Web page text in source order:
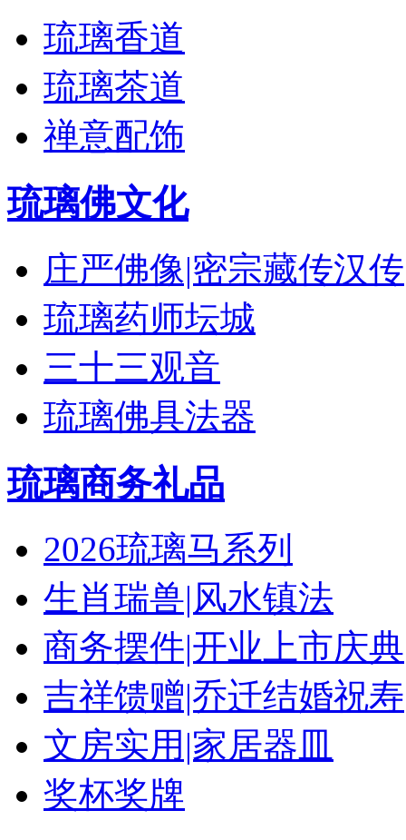
琉璃香道
琉璃茶道
禅意配饰
琉璃佛文化
庄严佛像|密宗藏传汉传
琉璃药师坛城
三十三观音
琉璃佛具法器
琉璃商务礼品
2026琉璃马系列
生肖瑞兽|风水镇法
商务摆件|开业上市庆典
吉祥馈赠|乔迁结婚祝寿
文房实用|家居器皿
奖杯奖牌